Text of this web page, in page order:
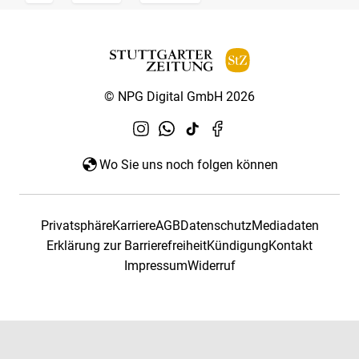
© NPG Digital GmbH 2026
Wo Sie uns noch folgen können
PrivatsphäreKarriereAGBDatenschutzMediadaten
Erklärung zur BarrierefreiheitKündigungKontakt
ImpressumWiderruf